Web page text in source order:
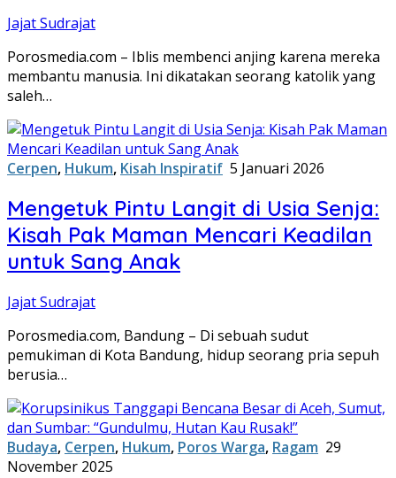
Jajat Sudrajat
Porosmedia.com – Iblis membenci anjing karena mereka
membantu manusia. Ini dikatakan seorang katolik yang
saleh…
Cerpen, Hukum, Kisah Inspiratif 5 Januari 2026
Mengetuk Pintu Langit di Usia Senja:
Kisah Pak Maman Mencari Keadilan
untuk Sang Anak
Jajat Sudrajat
Porosmedia.com, Bandung – Di sebuah sudut
pemukiman di Kota Bandung, hidup seorang pria sepuh
berusia…
Budaya, Cerpen, Hukum, Poros Warga, Ragam 29
November 2025